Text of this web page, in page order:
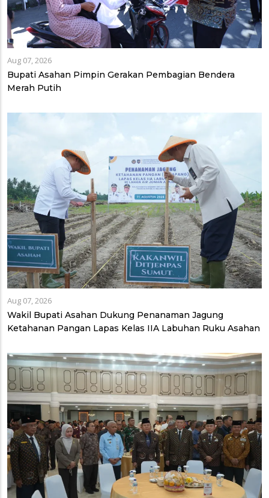
Aug 07, 2026
Bupati Asahan Pimpin Gerakan Pembagian Bendera
Merah Putih
Aug 07, 2026
Wakil Bupati Asahan Dukung Penanaman Jagung
Ketahanan Pangan Lapas Kelas IIA Labuhan Ruku Asahan